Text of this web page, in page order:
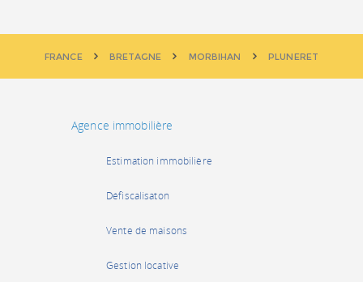
FRANCE BRETAGNE MORBIHAN PLUNERET
Agence immobilière
Estimation immobilière
Défiscalisaton
Vente de maisons
Gestion locative